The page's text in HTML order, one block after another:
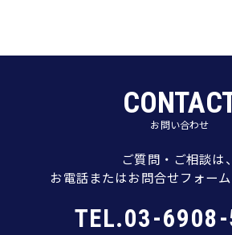
お問い合わせ
ご質問・ご相談は、
お電話またはお問合せフォー
TEL.03-